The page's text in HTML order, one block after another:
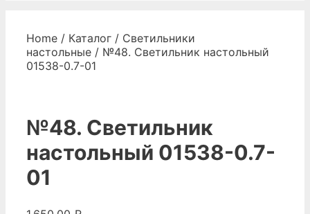
Home / Каталог / Светильники
настольные / №48. Светильник настольный
01538-0.7-01
№48. Светильник
настольный 01538-0.7-
01